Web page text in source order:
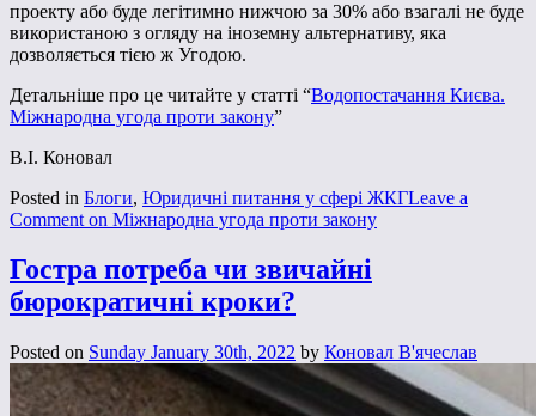
проекту або буде легітимно нижчою за 30% або взагалі не буде
використаною з огляду на іноземну альтернативу, яка
дозволяється тією ж Угодою.
Детальніше про це читайте у статті “Водопостачання Києва.
Міжнародна угода проти закону”
В.І. Коновал
Posted in Блоги, Юридичні питання у сфері ЖКГLeave a
Comment on Міжнародна угода проти закону
Гостра потреба чи звичайні
бюрократичні кроки?
Posted on Sunday January 30th, 2022 by Коновал В'ячеслав